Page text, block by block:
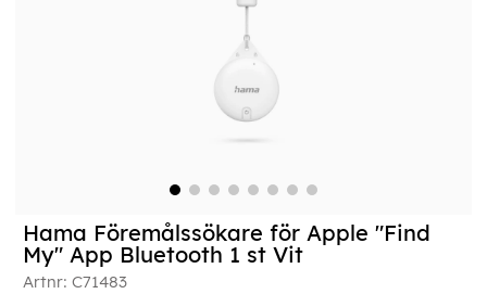
Hama Föremålssökare för Apple "Find
My" App Bluetooth 1 st Vit
Artnr: C71483